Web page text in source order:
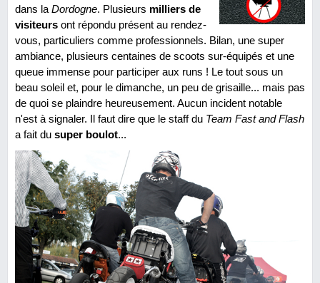
dans la Dordogne. Plusieurs milliers de
visiteurs ont répondu présent au rendez-
vous, particuliers comme professionnels. Bilan, une super
ambiance, plusieurs centaines de scoots sur-équipés et une
queue immense pour participer aux runs ! Le tout sous un
beau soleil et, pour le dimanche, un peu de grisaille... mais pas
de quoi se plaindre heureusement. Aucun incident notable
n'est à signaler. Il faut dire que le staff du Team Fast and Flash
a fait du super boulot...